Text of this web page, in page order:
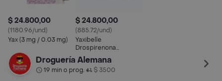
$ 24.800,00
(1180.96/und)
Yax (3 mg / 0.03 mg)
$ 24.800,00
(885.72/und)
Yaxibelle
Drospirenona
Etinilestradiol (3 mg /
0.02 mg)
Droguería Alemana
19 min o prog.• $ 3500